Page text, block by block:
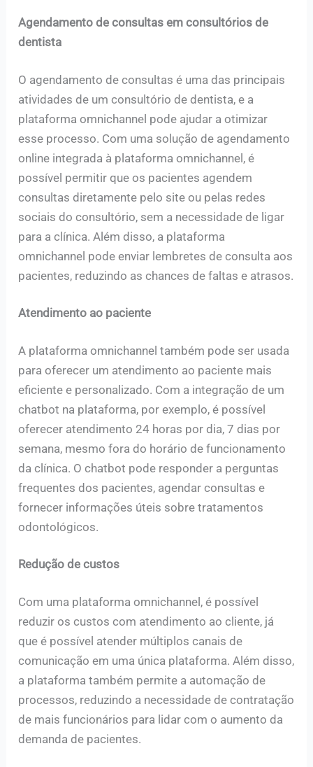
Agendamento de consultas em consultórios de
dentista
O agendamento de consultas é uma das principais
atividades de um consultório de dentista, e a
plataforma omnichannel pode ajudar a otimizar
esse processo. Com uma solução de agendamento
online integrada à plataforma omnichannel, é
possível permitir que os pacientes agendem
consultas diretamente pelo site ou pelas redes
sociais do consultório, sem a necessidade de ligar
para a clínica. Além disso, a plataforma
omnichannel pode enviar lembretes de consulta aos
pacientes, reduzindo as chances de faltas e atrasos.
Atendimento ao paciente
A plataforma omnichannel também pode ser usada
para oferecer um atendimento ao paciente mais
eficiente e personalizado. Com a integração de um
chatbot na plataforma, por exemplo, é possível
oferecer atendimento 24 horas por dia, 7 dias por
semana, mesmo fora do horário de funcionamento
da clínica. O chatbot pode responder a perguntas
frequentes dos pacientes, agendar consultas e
fornecer informações úteis sobre tratamentos
odontológicos.
Redução de custos
Com uma plataforma omnichannel, é possível
reduzir os custos com atendimento ao cliente, já
que é possível atender múltiplos canais de
comunicação em uma única plataforma. Além disso,
a plataforma também permite a automação de
processos, reduzindo a necessidade de contratação
de mais funcionários para lidar com o aumento da
demanda de pacientes.